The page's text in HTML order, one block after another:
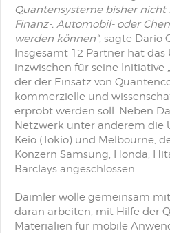
Quantensysteme bisher nicht
Finanz-, Automobil- oder
werden können“, sagte Dario
Insgesamt 12 Partner hat
inzwischen für seine Initiative
der der Einsatz von
kommerzielle und
erprobt werden soll. Neben
Netzwerk unter anderem die
Keio (Tokio) und Melbourne,
Konzern Samsung, Honda,
Barclays angeschlossen.
Daimler wolle gemeinsam
daran arbeiten, mit Hilfe der
Materialien für mobile